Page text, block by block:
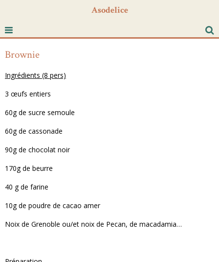
Asodelice
Brownie
Ingrédients (8 pers)
3 œufs entiers
60g de sucre semoule
60g de cassonade
90g de chocolat noir
170g de beurre
40 g de farine
10g de poudre de cacao amer
Noix de Grenoble ou/et noix de Pecan, de macadamia…